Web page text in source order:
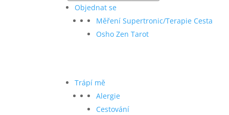
Objednat se
Měření Supertronic/Terapie Cesta
Osho Zen Tarot
Trápí mě
Alergie
Cestování